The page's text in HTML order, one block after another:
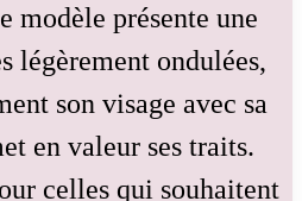
modèle présente une
légèrement ondulées,
son visage avec sa
en valeur ses traits.
celles qui souhaitent